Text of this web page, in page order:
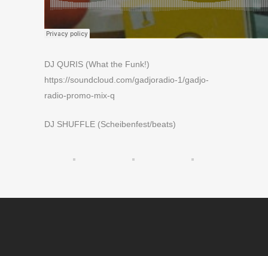
DJ QURIS (What the Funk!)
https://soundcloud.com/gadjoradio-1/gadjo-
radio-promo-mix-q
DJ SHUFFLE (Scheibenfest/beats)